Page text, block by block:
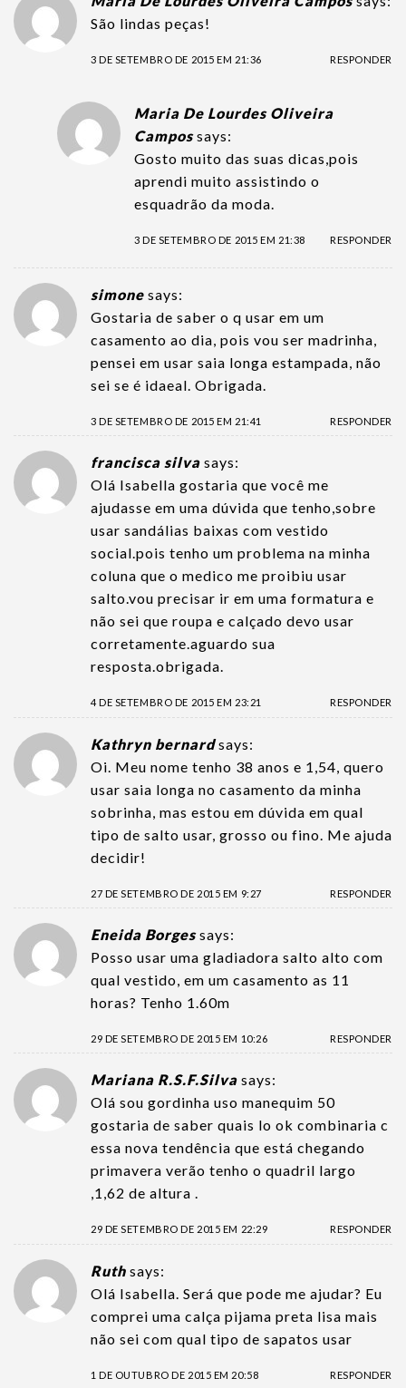
São lindas peças!
3 DE SETEMBRO DE 2015 EM 21:36 RESPONDER
Maria De Lourdes Oliveira
Campos says:
Gosto muito das suas dicas,pois
aprendi muito assistindo o
esquadrão da moda.
3 DE SETEMBRO DE 2015 EM 21:38 RESPONDER
simone says:
Gostaria de saber o q usar em um
casamento ao dia, pois vou ser madrinha,
pensei em usar saia longa estampada, não
sei se é idaeal. Obrigada.
3 DE SETEMBRO DE 2015 EM 21:41 RESPONDER
francisca silva says:
Olá Isabella gostaria que você me
ajudasse em uma dúvida que tenho,sobre
usar sandálias baixas com vestido
social.pois tenho um problema na minha
coluna que o medico me proibiu usar
salto.vou precisar ir em uma formatura e
não sei que roupa e calçado devo usar
corretamente.aguardo sua
resposta.obrigada.
4 DE SETEMBRO DE 2015 EM 23:21 RESPONDER
Kathryn bernard says:
Oi. Meu nome tenho 38 anos e 1,54, quero
usar saia longa no casamento da minha
sobrinha, mas estou em dúvida em qual
tipo de salto usar, grosso ou fino. Me ajuda
decidir!
27 DE SETEMBRO DE 2015 EM 9:27 RESPONDER
Eneida Borges says:
Posso usar uma gladiadora salto alto com
qual vestido, em um casamento as 11
horas? Tenho 1.60m
29 DE SETEMBRO DE 2015 EM 10:26 RESPONDER
Mariana R.S.F.Silva says:
Olá sou gordinha uso manequim 50
gostaria de saber quais lo ok combinaria c
essa nova tendência que está chegando
primavera verão tenho o quadril largo
,1,62 de altura .
29 DE SETEMBRO DE 2015 EM 22:29 RESPONDER
Ruth says:
Olá Isabella. Será que pode me ajudar? Eu
comprei uma calça pijama preta lisa mais
não sei com qual tipo de sapatos usar
1 DE OUTUBRO DE 2015 EM 20:58 RESPONDER